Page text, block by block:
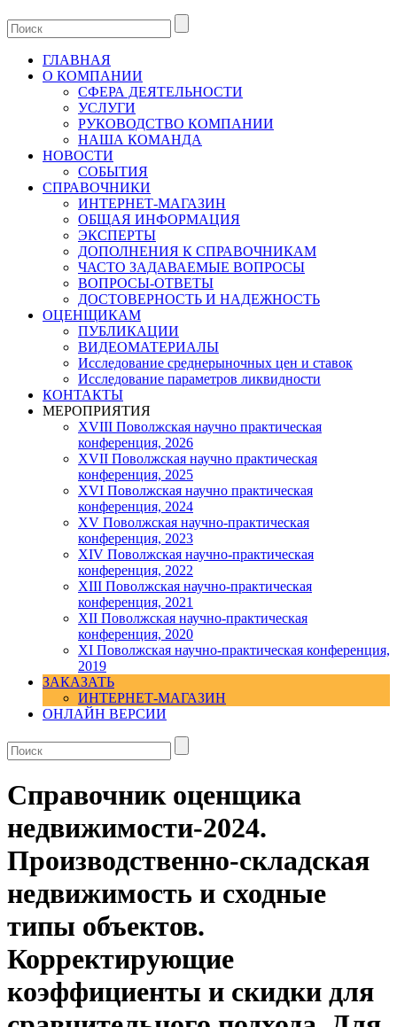
ГЛАВНАЯ
О КОМПАНИИ
СФЕРА ДЕЯТЕЛЬНОСТИ
УСЛУГИ
РУКОВОДСТВО КОМПАНИИ
НАША КОМАНДА
НОВОСТИ
СОБЫТИЯ
СПРАВОЧНИКИ
ИНТЕРНЕТ-МАГАЗИН
ОБЩАЯ ИНФОРМАЦИЯ
ЭКСПЕРТЫ
ДОПОЛНЕНИЯ К СПРАВОЧНИКАМ
ЧАСТО ЗАДАВАЕМЫЕ ВОПРОСЫ
ВОПРОСЫ-ОТВЕТЫ
ДОСТОВЕРНОСТЬ И НАДЕЖНОСТЬ
ОЦЕНЩИКАМ
ПУБЛИКАЦИИ
ВИДЕОМАТЕРИАЛЫ
Исследование среднерыночных цен и ставок
Исследование параметров ликвидности
КОНТАКТЫ
МЕРОПРИЯТИЯ
XVIII Поволжская научно практическая
конференция, 2026
XVII Поволжская научно практическая
конференция, 2025
XVI Поволжская научно практическая
конференция, 2024
ХV Поволжская научно-практическая
конференция, 2023
ХIV Поволжская научно-практическая
конференция, 2022
ХIII Поволжская научно-практическая
конференция, 2021
ХII Поволжская научно-практическая
конференция, 2020
XI Поволжская научно-практическая конференция,
2019
ЗАКАЗАТЬ
ИНТЕРНЕТ-МАГАЗИН
ОНЛАЙН ВЕРСИИ
Справочник оценщика
недвижимости-2024.
Производственно-складская
недвижимость и сходные
типы объектов.
Корректирующие
коэффициенты и скидки для